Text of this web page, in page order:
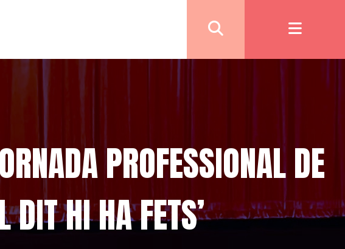
PROFESSIONAL DE
DIT HI HA FETS’